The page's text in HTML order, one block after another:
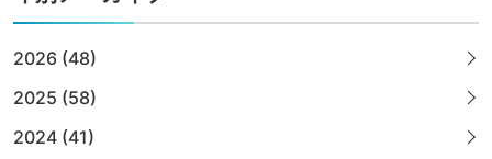
2026 (48)
2025 (58)
2024 (41)